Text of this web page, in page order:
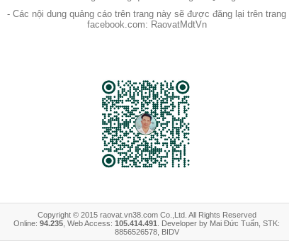
- Các nội dung quảng cáo trên trang này sẽ được đăng lại trên trang
facebook.com: RaovatMdtVn
Copyright © 2015 raovat.vn38.com Co.,Ltd. All Rights Reserved
Online: 94.235 , Web Access: 105.414.491 . Developer by Mai Đức Tuấn, STK:
8856526578, BIDV